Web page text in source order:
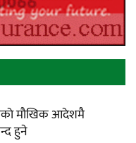
माैखिक आदेशमै
हुने